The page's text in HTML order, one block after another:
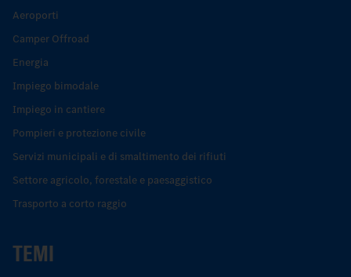
Aeroporti
Camper Offroad
Energia
Impiego bimodale
Impiego in cantiere
Pompieri e protezione civile
Servizi municipali e di smaltimento dei rifiuti
Settore agricolo, forestale e paesaggistico
Trasporto a corto raggio
TEMI